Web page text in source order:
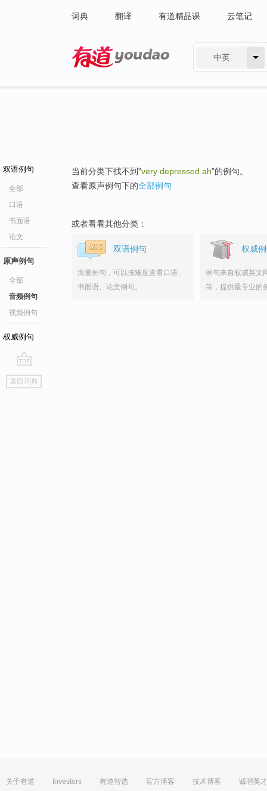
词典 翻译 有道精品课 云笔记
中英
双语例句
全部
口语
书面语
论文
原声例句
全部
音频例句
视频例句
权威例句
go
top
返回词典
当前分类下找不到"very depressed ah"的例句。
查看原声例句下的全部例句
或者看看其他分类：
双语例句
海量例句，可以按难度查看口语、
书面语、论文例句。
权威
例句来自权威英文
等，提供最专业的
关于有道 Investors 有道智选 官方博客 技术博客 诚聘英才